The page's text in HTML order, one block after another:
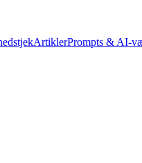
ArtiklerPrompts & AI-